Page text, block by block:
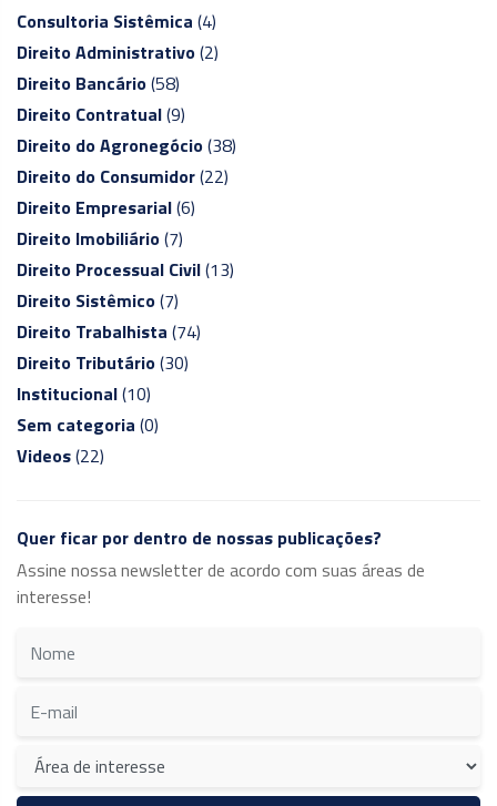
Consultoria Sistêmica (4)
Direito Administrativo(2)
Direito Bancário(58)
Direito Contratual(9)
Direito do Agronegócio(38)
Direito do Consumidor(22)
Direito Empresarial(6)
Direito Imobiliário(7)
Direito Processual Civil(13)
Direito Sistêmico(7)
Direito Trabalhista (74)
Direito Tributário(30)
Institucional(10)
Sem categoria (0)
Videos(22)
Quer ficar por dentro de nossas publicações?
Assine nossa newsletter de acordo com suas áreas de
interesse!